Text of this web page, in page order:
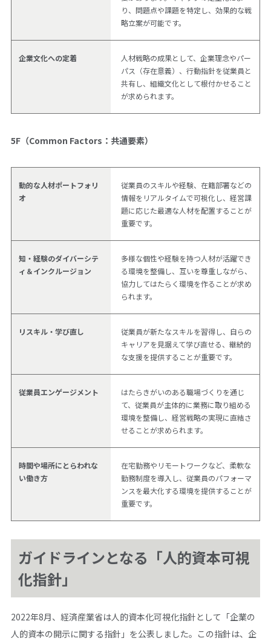
り、問題点や課題を特定し、効果的な戦
略立案が可能です。
企業文化への定着
人材戦略の成果として、企業理念やパー
パス（存在意義）、行動指針を従業員と
共有し、組織文化として根付かせること
が求められます。
5F（Common Factors：共通要素）
動的な人材ポートフォリ
オ
従業員のスキルや経験、在籍部署などの
情報をリアルタイムで可視化し、経営課
題に応じた最適な人材を配置することが
重要です。
知・経験のダイバーシテ
ィ＆インクルージョン
多様な個性や経験を持つ人材が活躍でき
る環境を整備し、互いを尊重しながら、
協力してはたらく環境を作ることが求め
られます。
リスキル・学び直し
従業員が新たなスキルを習得し、自らの
キャリアを見据えて学び直せる、継続的
な支援を提供することが重要です。
従業員エンゲージメント
はたらきがいのある職場づくりを通じ
て、従業員が主体的に業務に取り組める
環境を整備し、経営戦略の実現に直結さ
せることが求められます。
時間や場所にとらわれな
い働き方
在宅勤務やリモートワークなど、柔軟な
勤務制度を導入し、従業員のパフォーマ
ンスを最大化する環境を提供することが
重要です。
ガイドラインとなる「人的資本可視
化指針」
2022年8月、経済産業省は人的資本化可視化指針として「企業の
人的資本の開示に関する指針」を公表しました。この指針は、企